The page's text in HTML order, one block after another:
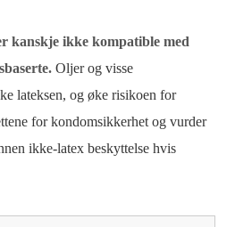
kanskje ikke kompatible med
Oljer og visse
lateksen, og øke risikoen for
for kondomsikkerhet og vurder
ikke-latex beskyttelse hvis